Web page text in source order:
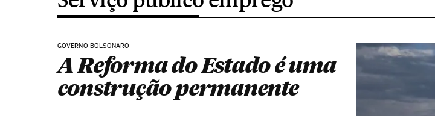
GOVERNO BOLSONARO
A Reforma do Estado é uma
construção permanente